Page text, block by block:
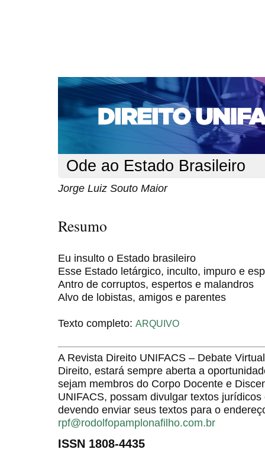
CAPA SOBRE ACESSO CADASTRO
NOTÍCIAS
EDIÇÕES DE Nº 1 A 100 WEBMAIL
Capa>n. 110 (2009) > Maior
Ode ao Estado Brasileiro
Jorge Luiz Souto Maior
Resumo
Eu insulto o Estado brasileiro
Esse Estado letárgico, inculto, impuro e
Antro de corruptos, espertos e malandros
Alvo de lobistas, amigos e parentes
Texto completo: ARQUIVO
A Revista Direito UNIFACS – Debate
Direito, estará sempre aberta a
sejam membros do Corpo Docente e
UNIFACS, possam divulgar textos
devendo enviar seus textos para o
rpf@rodolfopamplonafilho.com.br
ISSN 1808-4435